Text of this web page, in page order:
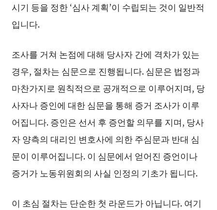
시기 등을 정한 ‘심사 계획’이 수립되는 것이 일반적
입니다.
조사를 거쳐 논점에 대해 당사자 간에 격차가 있는
경우, 절차는 심문으로 진행됩니다. 심문은 법정과
마찬가지로 원칙적으로 공개적으로 이루어지며, 당
사자나 증인에 대한 심문을 통해 증거 조사가 이루
어집니다. 증인은 선서 후 증언할 의무를 지며, 당사
자 양측의 대리인 변호사에 의한 주심문과 반대 심
문이 이루어집니다. 이 심문에서 얻어진 증언이나
증거가 노동위원회의 사실 인정의 기초가 됩니다.
이 초심 절차는 단순한 첫 라운드가 아닙니다. 여기